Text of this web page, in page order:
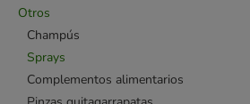
Otros
Champús
Sprays
Complementos alimentarios